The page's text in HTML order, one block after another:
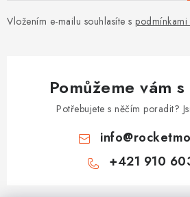
Vložením e-mailu souhlasíte s
Pomůžeme vám
Potřebujete s něčím poradit?
info@
+421 910